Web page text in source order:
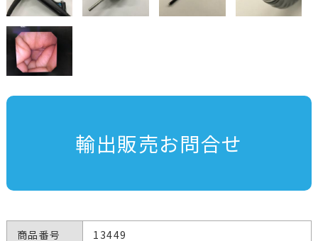
輸出販売お問合せ
商品番号
13449